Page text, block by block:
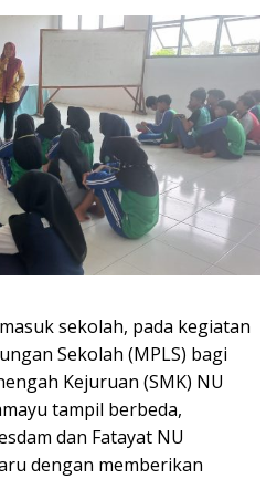
sekolah, pada kegiatan
Sekolah (MPLS) bagi
Kejuruan (SMK) NU
tampil berbeda,
dan Fatayat NU
dengan memberikan